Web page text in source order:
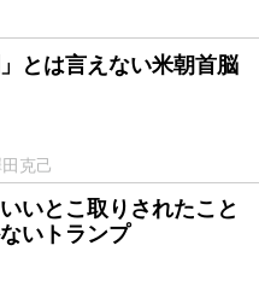
」とは言えない米朝首脳
克己
いとこ取りされたこと
いトランプ